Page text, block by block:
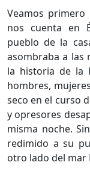
Veamos
nos cuenta en
pueblo de la
asombraba a las
la historia de la
hombres,
seco en el curso
y opresores
misma noche.
redimido a su
otro lado del mar